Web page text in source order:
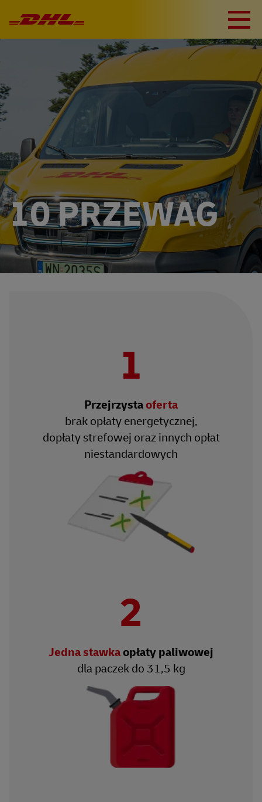
10 PRZEWAG
1
Przejrzysta oferta
brak opłaty energetycznej,
dopłaty strefowej oraz innych opłat
niestandardowych
2
Jedna stawka opłaty paliwowej
dla paczek do 31,5 kg